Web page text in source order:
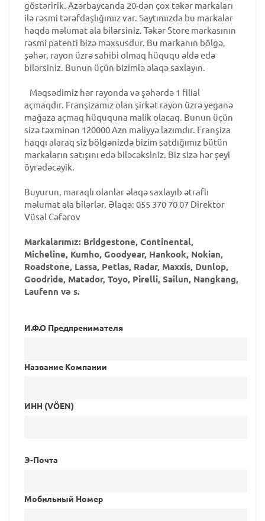
göstəririk. Azərbaycanda 20-dən çox təkər markaları
ilə rəsmi tərəfdaşlığımız var. Saytımızda bu markalar
haqda məlumat ala bilərsiniz. Təkər Store markasının
rəsmi patenti bizə məxsusdur. Bu markanın bölgə,
şəhər, rayon üzrə sahibi olmaq hüququ əldə edə
bilərsiniz. Bunun üçün bizimlə əlaqə saxlayın.
Məqsədimiz hər rayonda və şəhərdə 1 filial
açmaqdır. Franşizamız olan şirkət rayon üzrə yeganə
mağaza açmaq hüququna malik olacaq. Bunun üçün
sizə təxminən 120000 Azn maliyyə lazımdır. Franşiza
haqqı alaraq siz bölgənizdə bizim satdığımız bütün
markaların satışını edə biləcəksiniz. Biz sizə hər şeyi
öyrədəcəyik.
Buyurun, maraqlı olanlar əlaqə saxlayıb ətraflı
məlumat ala bilərlər. Əlaqə: 055 370 70 07 Direktor
Vüsal Cəfərov
Markalarımız: Bridgestone, Continental,
Micheline, Kumho, Goodyear, Hankook, Nokian,
Roadstone, Lassa, Petlas, Radar, Maxxis, Dunlop,
Goodride, Matador, Toyo, Pirelli, Sailun, Nangkang,
Laufenn və s.
И.Ф.О Предпренимателя
Название Компании
ИНН (VÖEN)
Э-Почта
Mобильный Номер